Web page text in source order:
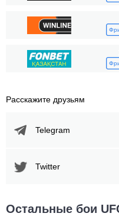
Расскажите друзьям
Telegram
Twitter
Остальные бои